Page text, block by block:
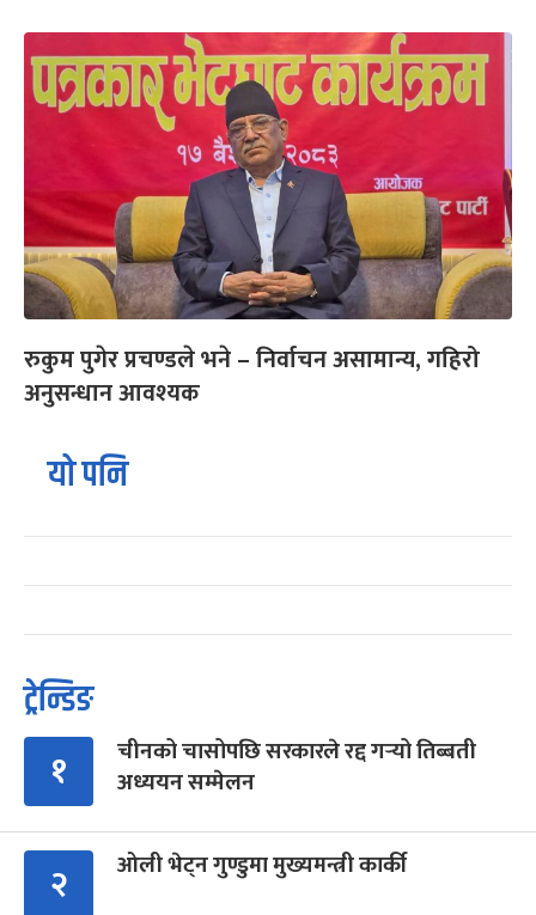
रुकुम पुगेर प्रचण्डले भने – निर्वाचन असामान्य, गहिरो
अनुसन्धान आवश्यक
यो पनि
ट्रेन्डिङ
१
चीनको चासोपछि सरकारले रद्द गर्‍यो तिब्बती
अध्ययन सम्मेलन
२ ओली भेट्न गुण्डुमा मुख्यमन्त्री कार्की